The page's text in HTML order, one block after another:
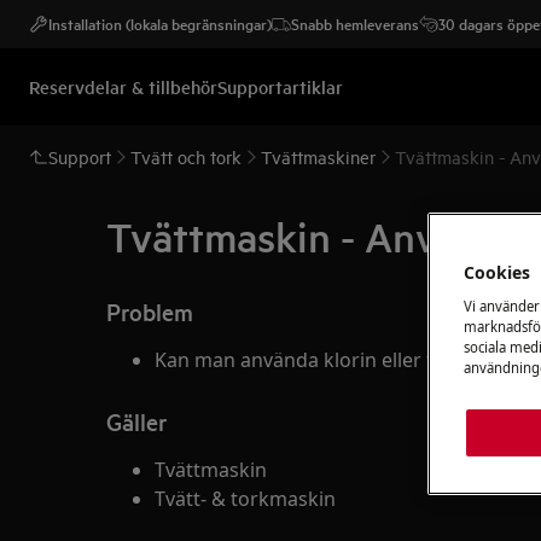
Installation (lokala begränsningar) Snabb hemleverans 30 dagars
Reservdelar & tillbehörSupportartiklar
Support Tvätt och tork Tvättmaskiner Tvättmaskin -
Tvättmaskin - Använda
Problem
Kan man använda klorin eller
Gäller
Tvättmaskin
Tvätt- & torkmaskin
Cookies
Vi
sociala